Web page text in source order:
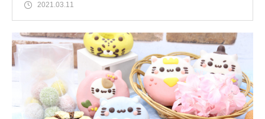
2021.03.11